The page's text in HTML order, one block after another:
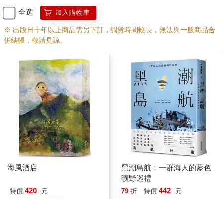
而，我終究放棄了這一段，這一段在我的小說之外。它應該
是屬於另一本小說的場景，另一部我還沒能體會到的，在面
臨死亡、殺戮與恨意時，身體裡仍然飢渴的情慾。 對我這樣
一個沒有真正經歷過戰爭的作者來說，描寫戰爭究竟意義何
在？我至今仍然不清楚，但當我走進自己的小說裡的時候，
我清楚地感覺到，在每一場「向金魚跪拜」以求生的戰爭
裡，沒有真正的義舉。正如我在《反抗的畫筆》裡看到的一
段話：「戰爭是由一群相互認識的人所決定，而且這些人的
生命並不會受到任何威脅；但實際處在戰場上的卻是無數相
互不認識的士兵，而他們將在殘酷的戰火中成為砲灰。」
（2014:44）那場戰爭看似遠離，但仍然透過上一代，以我們
不知道的傷痛的遺傳模式，活存在我們身體裡的某處。只是
多數人不知道而已。 而在寫小說時，我反覆拆解、組裝那些
老鐵馬，那些還沒有在時間之河裡沒頂的鐵馬，我為它們清
除泥沙、除鏽、上油。在某一刻，我直覺到有什麼在那個沒
有作用的縫隙裡還存在著。 那關係到一部鐵馬的細微運作，
全選 加入購物車
※ 出版日十年以上商品需另下訂，調貨時間較長，無法與一般商品合
併結帳，敬請見諒。
海風酒店
特價 420 元
黑潮島航：一群海人的藍色
曠野巡禮
79 折 特價 442 元